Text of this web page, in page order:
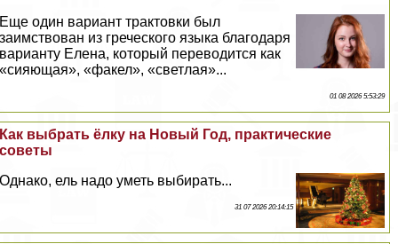
Еще один вариант тpaктовки был
заимствован из греческого языка благодаря
варианту Елена, который переводится как
«сияющая», «факел», «светлая»...
01 08 2026 5:53:29
Как выбрать ёлку на Новый Год, пpaктические
советы
Однако, ель надо уметь выбирать...
31 07 2026 20:14:15